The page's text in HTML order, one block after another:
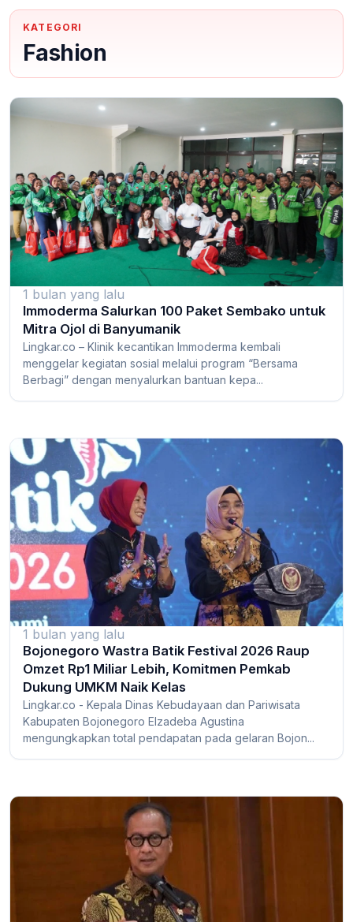
KATEGORI
Fashion
1 bulan yang lalu
Immoderma Salurkan 100 Paket Sembako untuk
Mitra Ojol di Banyumanik
Lingkar.co – Klinik kecantikan Immoderma kembali
menggelar kegiatan sosial melalui program “Bersama
Berbagi” dengan menyalurkan bantuan kepa...
1 bulan yang lalu
Bojonegoro Wastra Batik Festival 2026 Raup
Omzet Rp1 Miliar Lebih, Komitmen Pemkab
Dukung UMKM Naik Kelas
Lingkar.co - Kepala Dinas Kebudayaan dan Pariwisata
Kabupaten Bojonegoro Elzadeba Agustina
mengungkapkan total pendapatan pada gelaran Bojon...